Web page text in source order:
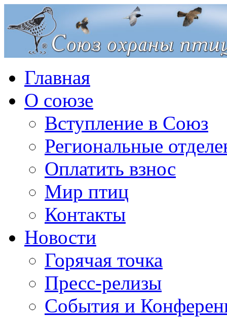
Главная
О союзе
Вступление в Союз
Региональные
Оплатить взнос
Мир птиц
Контакты
Новости
Горячая точка
Пресс-релизы
События и